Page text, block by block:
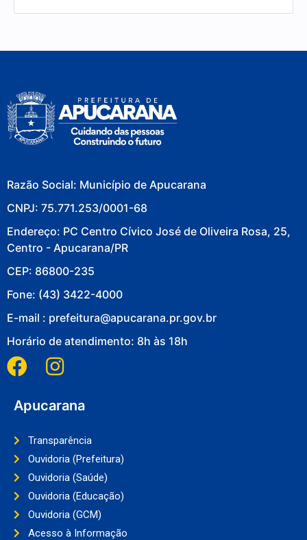
Razão Social: Município de Apucarana
CNPJ: 75.771.253/0001-68
Endereço: PC Centro Cívico José de Oliveira Rosa, 25,
Centro - Apucarana/PR
CEP: 86800-235
Fone: (43) 3422-4000
E-mail : prefeitura@apucarana.pr.gov.br
Horário de atendimento: 8h às 18h
Apucarana
Transparência
Ouvidoria (Prefeitura)
Ouvidoria (Saúde)
Ouvidoria (Educação)
Ouvidoria (GCM)
Acesso à Informação